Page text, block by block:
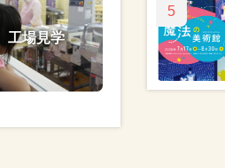
工場見学
5